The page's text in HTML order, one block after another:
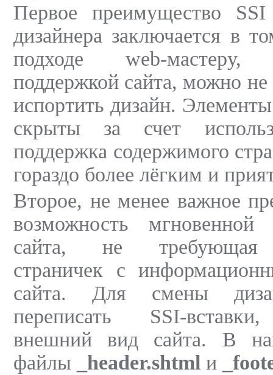
Первое преимущество
дизайнера заключается в
подходе web-мастеру,
поддержкой сайта, можно не
испортить дизайн.
скрыты за счет
поддержка содержимого
гораздо более лёгким и
Второе, не менее важное
возможность мгновенной
сайта, не требующая
страничек с
сайта. Для смены
переписать SSI-
внешний вид сайта. В
файлы
_header.shtml и